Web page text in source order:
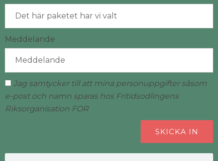
Meddelande
Jag samtycker till att mina personuppgifter såsom
e-post och namn sparas hos Fritidsodlingens
Riksorganisation FOR
SKICKA IN